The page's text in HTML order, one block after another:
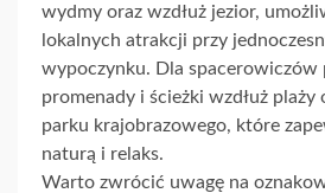
wydmy oraz wzdłuż jezior,
lokalnych atrakcji przy
wypoczynku. Dla spacerowiczów
promenady i ścieżki wzdłuż plaży
parku krajobrazowego, które
naturą i relaks.
Warto zwrócić uwagę na